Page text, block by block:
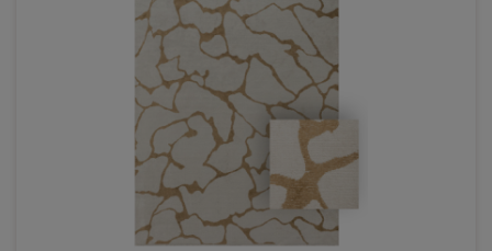
DO KOSZYKA